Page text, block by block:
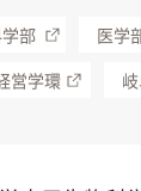
部 医学
営学環